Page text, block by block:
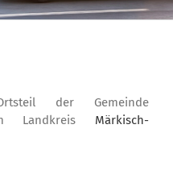
der Gemeinde
Märkisch-